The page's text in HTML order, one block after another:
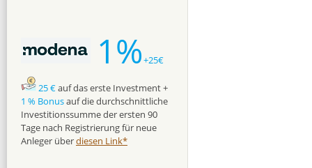
1%+25€
25 €auf das erste Investment +
1 % Bonusauf die durchschnittliche
Investitionssumme der ersten 90
Tage nach Registrierung für neue
Anleger überdiesen Link*